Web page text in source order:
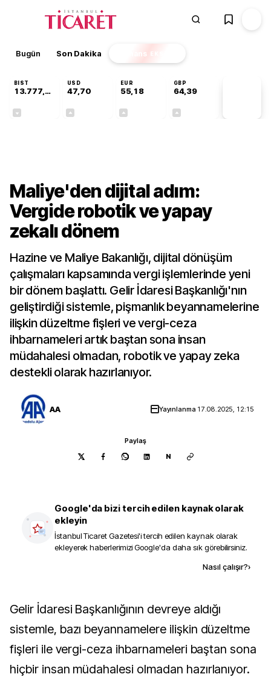
Bugün Son Dakika Finans EKSTRA
BIST
13.777,39
USD
47,70
EUR
55,18
GBP
64,39
Maliye'den dijital adım:
Vergide robotik ve yapay
zekalı dönem
Hazine ve Maliye Bakanlığı, dijital dönüşüm
çalışmaları kapsamında vergi işlemlerinde yeni
bir dönem başlattı. Gelir İdaresi Başkanlığı'nın
geliştirdiği sistemle, pişmanlık beyannamelerine
ilişkin düzeltme fişleri ve vergi-ceza
ihbarnameleri artık baştan sona insan
müdahalesi olmadan, robotik ve yapay zeka
destekli olarak hazırlanıyor.
AA Yayınlanma 17.08.2025, 12:15
Paylaş
N
Google'da bizi tercih edilen kaynak olarak
ekleyin
İstanbul Ticaret Gazetesi'i tercih edilen kaynak olarak
ekleyerek haberlerimizi Google'da daha sık görebilirsiniz.
Nasıl çalışır?›
Gelir İdaresi Başkanlığının devreye aldığı
sistemle, bazı beyannamelere ilişkin düzeltme
fişleri ile vergi-ceza ihbarnameleri baştan sona
hiçbir insan müdahalesi olmadan hazırlanıyor.